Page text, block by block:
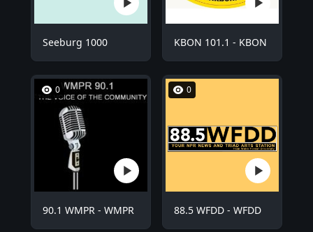
Seeburg 1000 KBON 101.1 - KBON
0
90.1 WMPR - WMPR
0
88.5 WFDD - WFDD